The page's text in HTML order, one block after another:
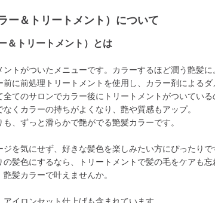
ー＆トリートメント）について
＆トリートメント）とは
ントがついたメニューです。カラーするほど潤う艶髪に
前に前処理トリートメントを使用し、カラー剤によるダ
全てのサロンでカラー後にトリートメントがついている
くカラーの持ちがよくなり、艶や質感もアップ。
、ずっと滑らかで艶がでる艶髪カラーです。
ジを気にせず、好きな髪色を楽しみたい方にぴったりで
の髪色にするなら、トリートメントで髪の毛をケアも忘
髪カラーで叶えませんか。